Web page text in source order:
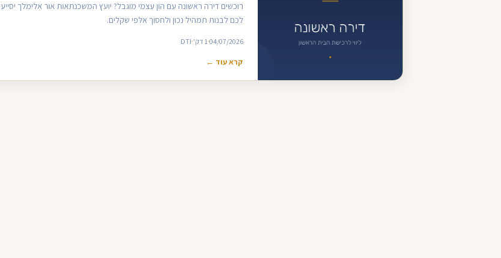
רוכשים דירה ראשונה עם הון עצמי מוגבל? יועץ המשכנתאות אור אלימלך יסייע
לכם לבנות תמהיל נכון ולחסוך אלפי שקלים.
04/07/2026 1 דק' DTI
קרא עוד ←